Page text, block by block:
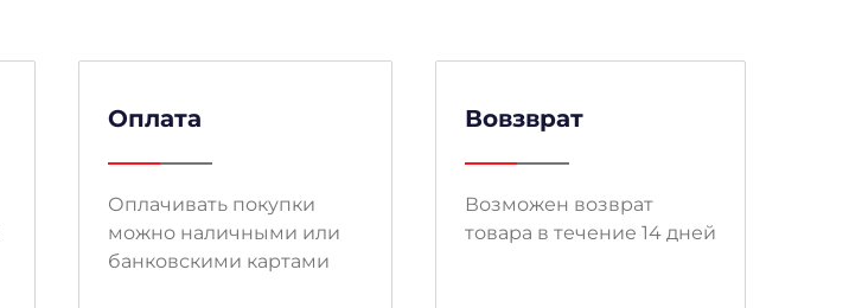
Оплата
Оплачивать покупки
можно наличными или
банковскими картами
Вовзврат
Возможен возврат
товара в течение 14 дней